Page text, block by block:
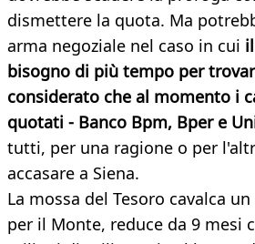
dismettere la quota. Ma
arma negoziale nel caso in cui
bisogno di più tempo per
considerato che al momento i
quotati - Banco Bpm, Bper e
tutti, per una ragione o per
accasare a Siena.
La mossa del Tesoro cavalca
per il Monte, reduce da 9 mesi